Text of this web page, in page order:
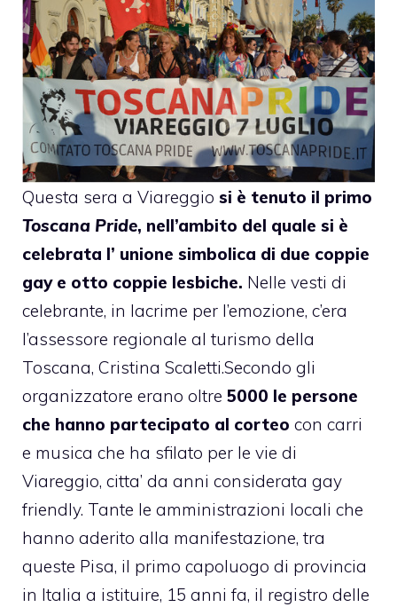
Questa sera a Viareggio si è tenuto il primo
Toscana Pride, nell’ambito del quale si è
celebrata l’ unione simbolica di due coppie
gay e otto coppie lesbiche. Nelle vesti di
celebrante, in lacrime per l’emozione, c’era
l’assessore regionale al turismo della
Toscana, Cristina Scaletti.Secondo gli
organizzatore erano oltre 5000 le persone
che hanno partecipato al corteo con carri
e musica che ha sfilato per le vie di
Viareggio, citta’ da anni considerata gay
friendly. Tante le amministrazioni locali che
hanno aderito alla manifestazione, tra
queste Pisa, il primo capoluogo di provincia
in Italia a istituire, 15 anni fa, il registro delle